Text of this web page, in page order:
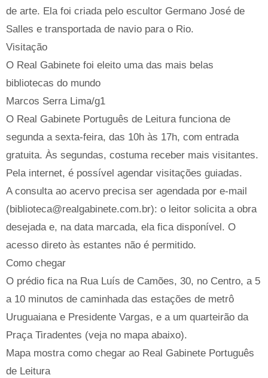
de arte. Ela foi criada pelo escultor Germano José de
Salles e transportada de navio para o Rio.
Visitação
O Real Gabinete foi eleito uma das mais belas
bibliotecas do mundo
Marcos Serra Lima/g1
O Real Gabinete Português de Leitura funciona de
segunda a sexta-feira, das 10h às 17h, com entrada
gratuita. Às segundas, costuma receber mais visitantes.
Pela internet, é possível agendar visitações guiadas.
A consulta ao acervo precisa ser agendada por e-mail
(biblioteca@realgabinete.com.br): o leitor solicita a obra
desejada e, na data marcada, ela fica disponível. O
acesso direto às estantes não é permitido.
Como chegar
O prédio fica na Rua Luís de Camões, 30, no Centro, a 5
a 10 minutos de caminhada das estações de metrô
Uruguaiana e Presidente Vargas, e a um quarteirão da
Praça Tiradentes (veja no mapa abaixo).
Mapa mostra como chegar ao Real Gabinete Português
de Leitura